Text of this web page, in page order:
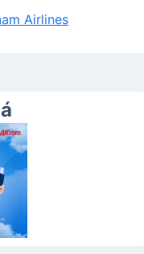
Airlines